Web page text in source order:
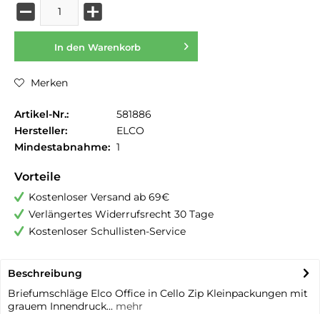
In den Warenkorb
Merken
Artikel-Nr.:
581886
Hersteller:
ELCO
Mindestabnahme: 1
Vorteile
Kostenloser Versand ab 69€
Verlängertes Widerrufsrecht 30 Tage
Kostenloser Schullisten-Service
Beschreibung
Briefumschläge Elco Office in Cello Zip Kleinpackungen mit
grauem Innendruck... mehr